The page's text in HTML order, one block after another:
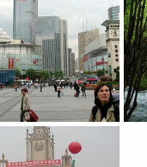
Один день из большого путешествия по Китаю
21 Сен 2015